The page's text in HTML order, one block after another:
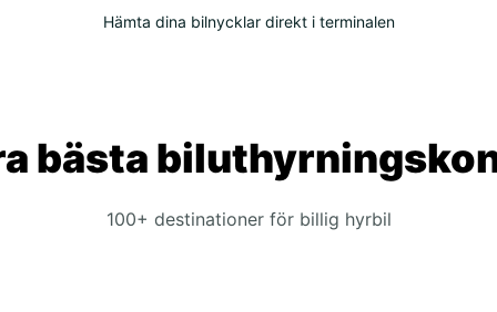
Hämta dina bilnycklar direkt i terminalen
bästa
100+ destinationer för billig hyrbil